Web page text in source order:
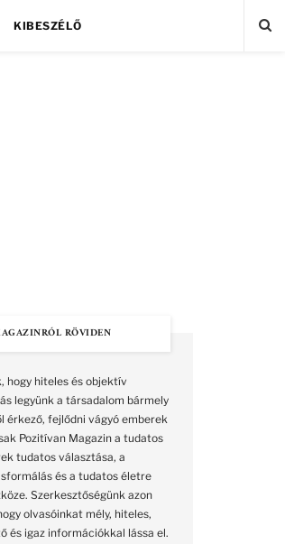
KIBESZÉLŐ
RÖVIDEN
hogy hiteles és objektív
legyünk a társadalom bármely
érkező, fejlődni vágyó emberek
Pozitívan Magazin a tudatos
tudatos választása, a
és a tudatos életre
Szerkesztőségünk azon
olvasóinkat mély, hiteles,
és igaz információkkal lássa el.